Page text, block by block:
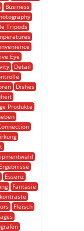
Business
Tripods
Eye
Detail
Dishes
Produkte
Ergebnisse
Essenz
Fantasie
Fleisch